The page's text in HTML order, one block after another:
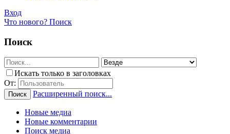
Вход
Что нового? Поиск
Поиск
Искать только в заголовках
От:
Поиск Расширенный поиск...
Новые медиа
Новые комментарии
Поиск медиа